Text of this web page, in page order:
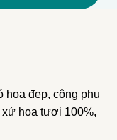
hoa đẹp, công phu
hoa tươi 100%,